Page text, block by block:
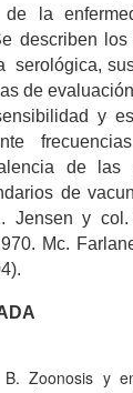
de la
describen
serológica,
de
y
de las
de
Jensen y
Mc.
Zoonosis y